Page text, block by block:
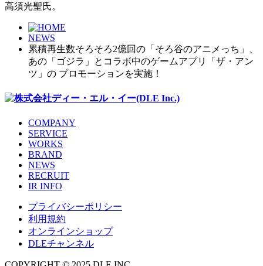
高須光聖氏。
NEWS
累積再生数そろそろ2億回の「そろ谷のアニメっち」、
あの「ゴジラ」とコラボ中のゲームアプリ「ザ・アン
ツ」の プロモーションを実施！
COMPANY
SERVICE
WORKS
BRAND
NEWS
RECRUIT
IR INFO
プライバシーポリシー
利用規約
オンラインショップ
DLEチャンネル